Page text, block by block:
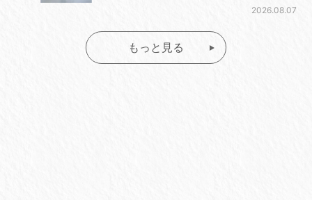
2026.08.07
もっと見る